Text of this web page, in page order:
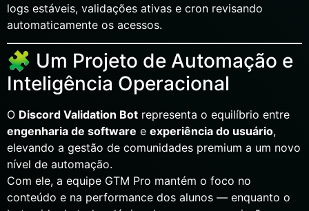
logs estáveis, validações ativas e cron revisando
automaticamente os acessos.
🧩 Um Projeto de Automação e
Inteligência Operacional
O Discord Validation Bot representa o equilíbrio entre
engenharia de software e experiência do usuário,
elevando a gestão de comunidades premium a um novo
nível de automação.
Com ele, a equipe GTM Pro mantém o foco no
conteúdo e na performance dos alunos — enquanto o